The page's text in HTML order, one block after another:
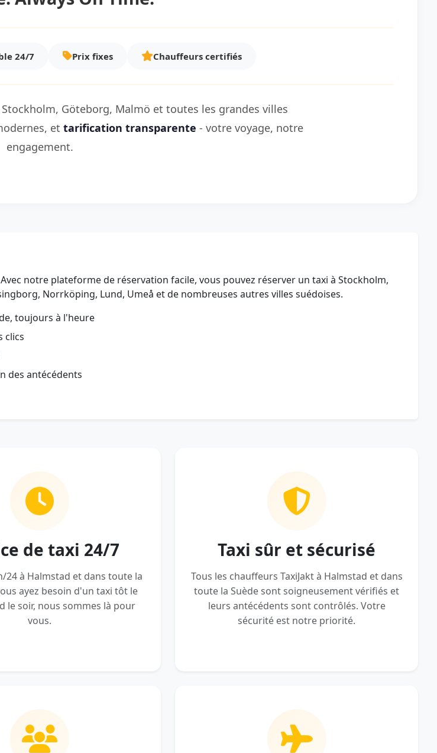
24/7 Prix fixes Chauffeurs certifiés
Göteborg, Malmö et toutes les grandes villes
et tarification transparente - votre voyage, notre
engagement.
notre plateforme de réservation facile, vous pouvez réserver un taxi à Stockholm,
Norrköping, Lund, Umeå et de nombreuses autres villes suédoises.
toujours à l'heure
clics
des antécédents
de taxi 24/7
24 à Halmstad et dans toute la
ayez besoin d'un taxi tôt le
le soir, nous sommes là pour
vous.
Taxi sûr et sécurisé
Tous les chauffeurs TaxiJakt à Halmstad et dans
toute la Suède sont soigneusement vérifiés et
leurs antécédents sont contrôlés. Votre
sécurité est notre priorité.